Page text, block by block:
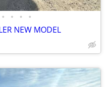
• • • •
NEW MODEL